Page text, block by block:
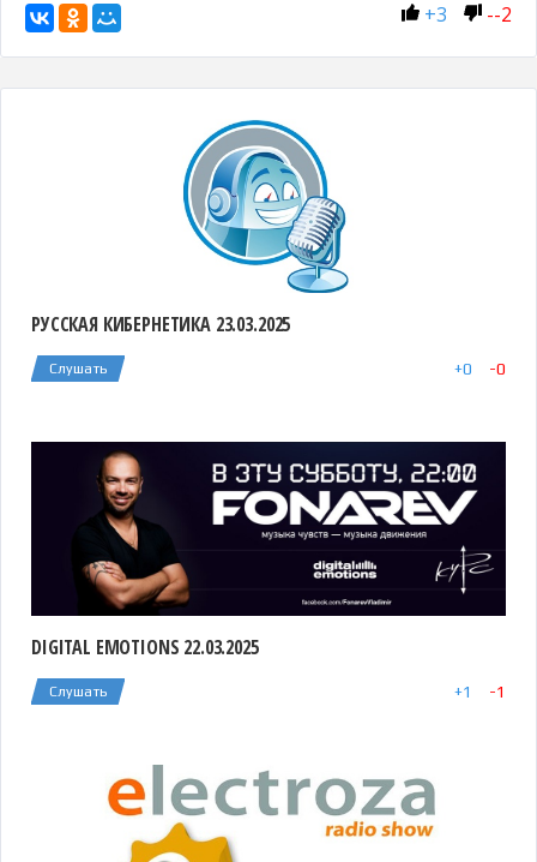
+3 --2
РУССКАЯ КИБЕРНЕТИКА 23.03.2025
Слушать +0 -0
DIGITAL EMOTIONS 22.03.2025
Слушать +1 -1